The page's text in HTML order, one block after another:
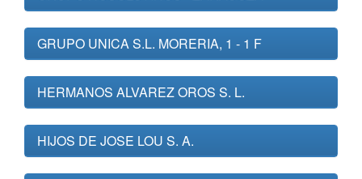
GRUPO UNICA S.L. MORERIA, 1 - 1 F
HERMANOS ALVAREZ OROS S. L.
HIJOS DE JOSE LOU S. A.